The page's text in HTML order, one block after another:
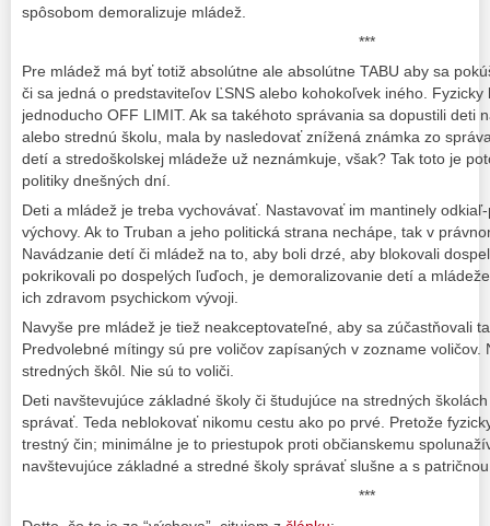
spôsobom demoralizuje mládež.
***
Pre mládež má byť totiž absolútne ale absolútne TABU aby sa
či sa jedná o predstaviteľov ĽSNS alebo kohokoľvek iného.
jednoducho OFF LIMIT. Ak sa takéhoto správania sa dopustili deti
alebo strednú školu, mala by nasledovať znížená známka zo
detí a stredoškolskej mládeže už neznámkuje, však? Tak toto je
politiky dnešných dní.
Deti a mládež je treba vychovávať. Nastavovať im mantinely
výchovy. Ak to Truban a jeho politická strana nechápe, tak v
Navádzanie detí či mládež na to, aby boli drzé, aby blokovali
pokrikovali po dospelých ľuďoch, je demoralizovanie detí a
ich zdravom psychickom vývoji.
Navyše pre mládež je tiež neakceptovateľné, aby sa zúčastňovali
Predvolebné mítingy sú pre voličov zapísaných v zozname voličov.
stredných škôl. Nie sú to voliči.
Deti navštevujúce základné školy či študujúce na stredných
správať. Teda neblokovať nikomu cestu ako po prvé. Pretože
trestný čin; minimálne je to priestupok proti občianskemu
navštevujúce základné a stredné školy správať slušne a s
***